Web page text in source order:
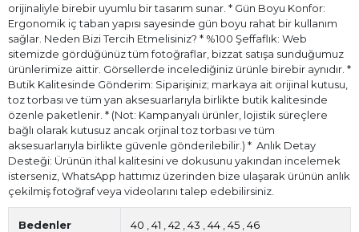
orijinaliyle birebir uyumlu bir tasarım sunar. * Gün Boyu Konfor:
Ergonomik iç taban yapısı sayesinde gün boyu rahat bir kullanım
sağlar. Neden Bizi Tercih Etmelisiniz? * %100 Şeffaflık: Web
sitemizde gördüğünüz tüm fotoğraflar, bizzat satışa sunduğumuz
ürünlerimize aittir. Görsellerde incelediğiniz ürünle birebir aynıdır. *
Butik Kalitesinde Gönderim: Siparişiniz; markaya ait orijinal kutusu,
toz torbası ve tüm yan aksesuarlarıyla birlikte butik kalitesinde
özenle paketlenir. * (Not: Kampanyalı ürünler, lojistik süreçlere
bağlı olarak kutusuz ancak orjinal toz torbası ve tüm
aksesuarlarıyla birlikte güvenle gönderilebilir.) * ⁠ Anlık Detay
Desteği: Ürünün ithal kalitesini ve dokusunu yakından incelemek
isterseniz, WhatsApp hattımız üzerinden bize ulaşarak ürünün anlık
çekilmiş fotoğraf veya videolarını talep edebilirsiniz.
Bedenler 40 41 42 43 44 45 46